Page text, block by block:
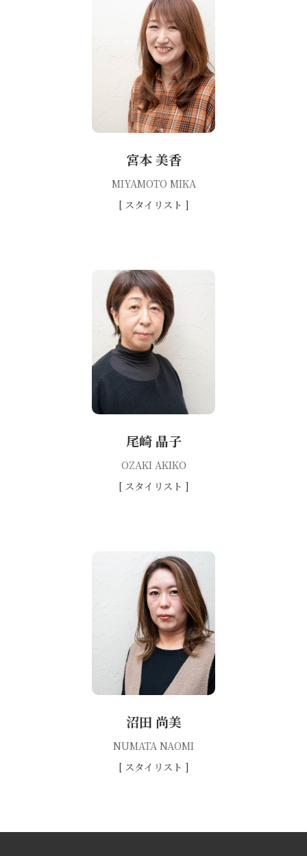
宮本 美香
MIYAMOTO MIKA
[ スタイリスト ]
尾崎 晶子
OZAKI AKIKO
[ スタイリスト ]
沼田 尚美
NUMATA NAOMI
[ スタイリスト ]